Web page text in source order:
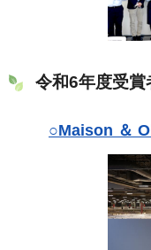
令和6年度受
○Maison ＆